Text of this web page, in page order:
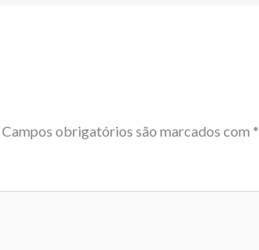
Campos obrigatórios são marcados com *